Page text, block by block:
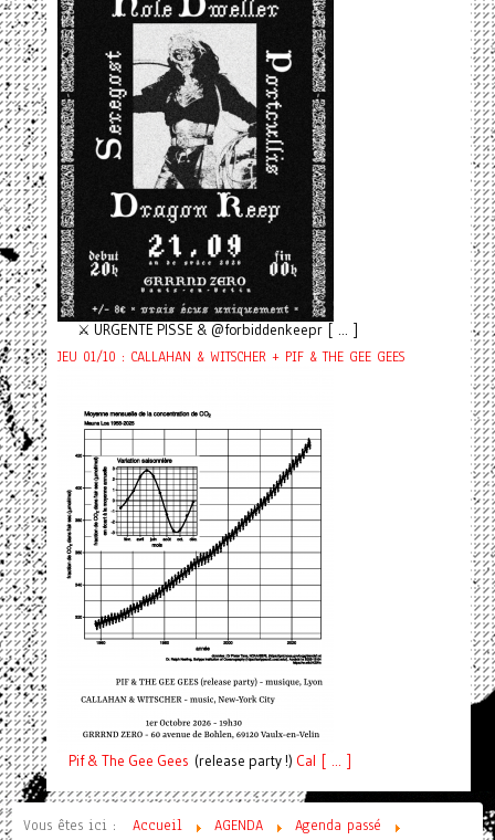
⚔️ URGENTE PISSE & @forbiddenkeepr [ ... ]
JEU 01/10 : CALLAHAN & WITSCHER + PIF & THE GEE GEES
Pif& The Gee Gees (release party !) Cal [ ... ]
Vous êtes ici : Accueil AGENDA
Agenda passé